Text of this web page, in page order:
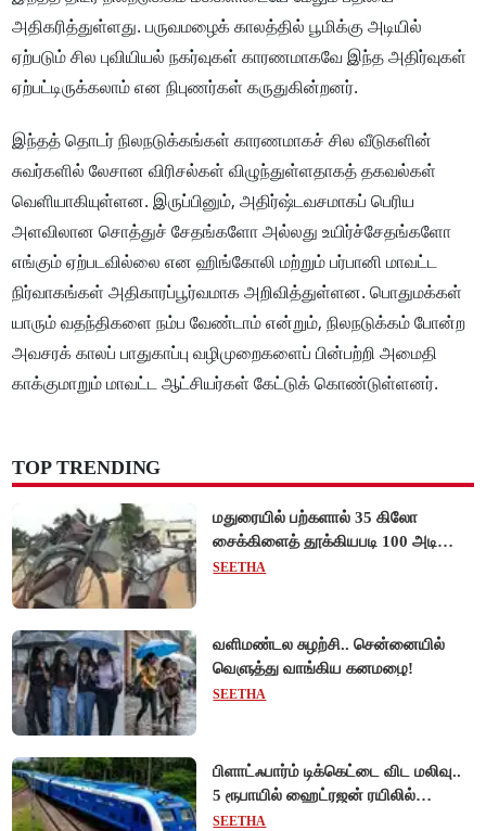
அதிகரித்துள்ளது. பருவமழைக் காலத்தில் பூமிக்கு அடியில்
ஏற்படும் சில புவியியல் நகர்வுகள் காரணமாகவே இந்த அதிர்வுகள்
ஏற்பட்டிருக்கலாம் என நிபுணர்கள் கருதுகின்றனர்.
இந்தத் தொடர் நிலநடுக்கங்கள் காரணமாகச் சில வீடுகளின்
சுவர்களில் லேசான விரிசல்கள் விழுந்துள்ளதாகத் தகவல்கள்
வெளியாகியுள்ளன. இருப்பினும், அதிர்ஷ்டவசமாகப் பெரிய
அளவிலான சொத்துச் சேதங்களோ அல்லது உயிர்ச்சேதங்களோ
எங்கும் ஏற்படவில்லை என ஹிங்கோலி மற்றும் பர்பானி மாவட்ட
நிர்வாகங்கள் அதிகாரப்பூர்வமாக அறிவித்துள்ளன. பொதுமக்கள்
யாரும் வதந்திகளை நம்ப வேண்டாம் என்றும், நிலநடுக்கம் போன்ற
அவசரக் காலப் பாதுகாப்பு வழிமுறைகளைப் பின்பற்றி அமைதி
காக்குமாறும் மாவட்ட ஆட்சியர்கள் கேட்டுக் கொண்டுள்ளனர்.
TOP TRENDING
மதுரையில் பற்களால் 35 கிலோ
சைக்கிளைத் தூக்கியபடி 100 அடி
நடந்து சென்று முன்னாள் ராணுவ வீரர்
SEETHA
வளிமண்டல சுழற்சி.. சென்னையில்
வெளுத்து வாங்கிய கனமழை!
SEETHA
பிளாட்ஃபார்ம் டிக்கெட்டை விட மலிவு..
5 ரூபாயில் ஹைட்ரஜன் ரயிலில்
பயணிக்கலாம்!
SEETHA